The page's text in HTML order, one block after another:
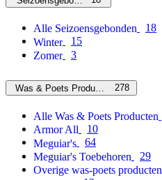
Alle Seizoensgebonden
18
Winter
15
Zomer
3
Was & Poets Producten 278
Alle Was & Poets Producten
Armor All
10
Meguiar's
64
Meguiar's Toebehoren
29
Overige was-poets producten